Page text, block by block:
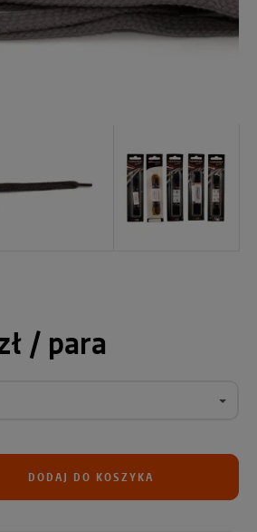
/ para
DODAJ DO KOSZYKA